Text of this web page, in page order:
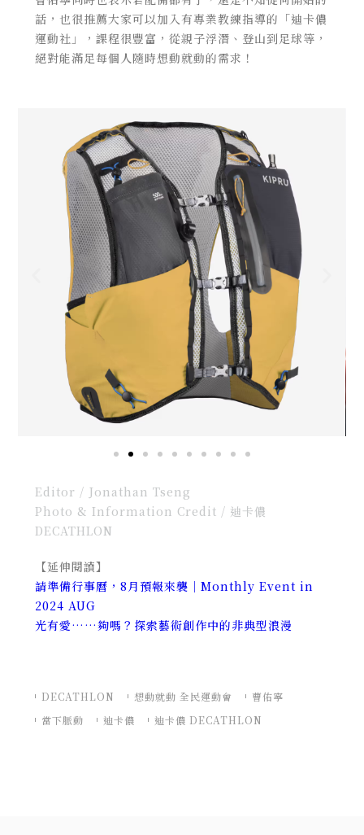
話，也很推薦大家可以加入有專業教練指導的「迪卡儂
運動社」，課程很豐富，從親子浮潛、登山到足球等，
絕對能滿足每個人隨時想動就動的需求！
Editor / Jonathan Tseng
Photo & Information Credit / 迪卡儂
DECATHLON
【延伸閱讀】
請準備行事曆，8月預報來襲｜Monthly Event in
2024 AUG
光有愛……夠嗎？探索藝術創作中的非典型浪漫
DECATHLON 想動就動 全民運動會
曹佑寧
當下脈動
迪卡儂 迪卡儂 DECATHLON